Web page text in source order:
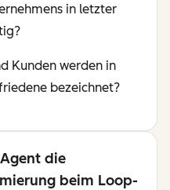
in letzter
Kunden werden in
bezeichnet?
die
beim Loop-